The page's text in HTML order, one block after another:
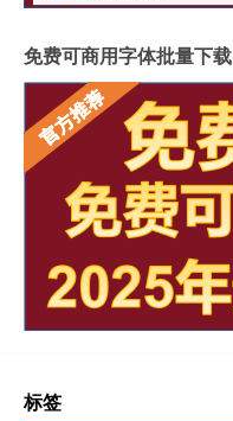
免费可商用字体批量下载
标签